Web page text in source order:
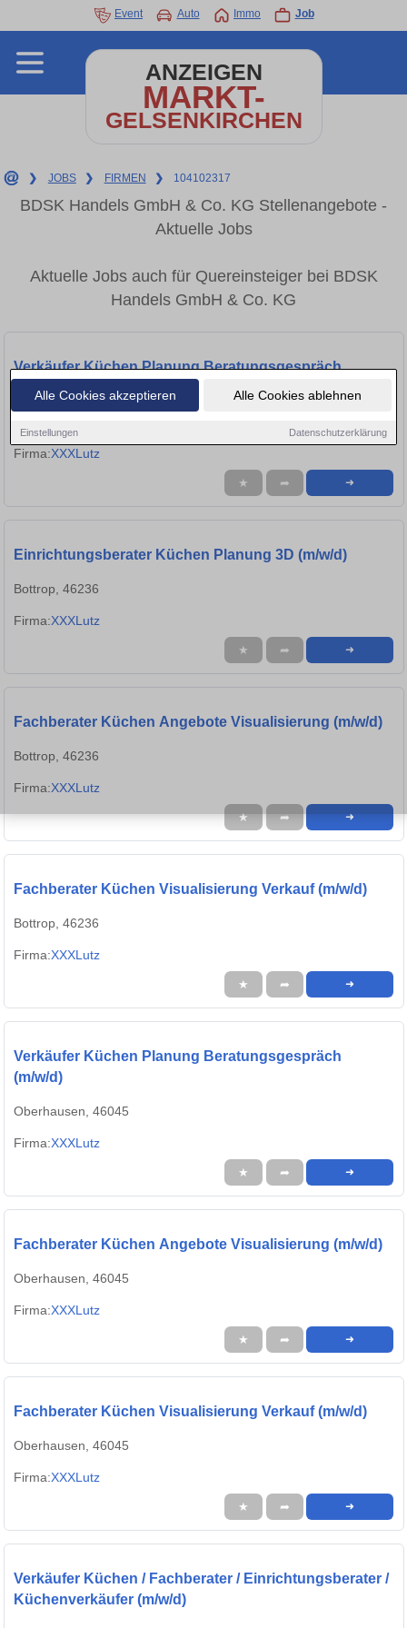
Alle Cookies akzeptieren Alle Cookies ablehnen
Einstellungen Datenschutzerklärung
Event Auto Immo Job
ANZEIGEN
MARKT-
GELSENKIRCHEN
❯ JOBS ❯ FIRMEN ❯ 104102317
BDSK Handels GmbH & Co. KG Stellenangebote -
Aktuelle Jobs
Aktuelle Jobs auch für Quereinsteiger bei BDSK
Handels GmbH & Co. KG
Verkäufer Küchen Planung Beratungsgespräch
(m/w/d)
Firma:XXXLutz
★ ➦ ➜
Einrichtungsberater Küchen Planung 3D (m/w/d)
Bottrop, 46236
Firma:XXXLutz
★ ➦ ➜
Fachberater Küchen Angebote Visualisierung (m/w/d)
Bottrop, 46236
Firma:XXXLutz
★ ➦ ➜
Fachberater Küchen Visualisierung Verkauf (m/w/d)
Bottrop, 46236
Firma:XXXLutz
★ ➦ ➜
Verkäufer Küchen Planung Beratungsgespräch
(m/w/d)
Oberhausen, 46045
Firma:XXXLutz
★ ➦ ➜
Fachberater Küchen Angebote Visualisierung (m/w/d)
Oberhausen, 46045
Firma:XXXLutz
★ ➦ ➜
Fachberater Küchen Visualisierung Verkauf (m/w/d)
Oberhausen, 46045
Firma:XXXLutz
★ ➦ ➜
Verkäufer Küchen / Fachberater / Einrichtungsberater /
Küchenverkäufer (m/w/d)